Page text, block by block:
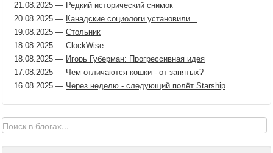
21.08.2025 — Редкий исторический снимок
20.08.2025 — Канадские социологи установили...
19.08.2025 — Стольник
18.08.2025 — ClockWise
18.08.2025 — Игорь Губерман: Прогрессивная идея
17.08.2025 — Чем отличаются кошки - от запятых?
16.08.2025 — Через неделю - следующий полёт Starship